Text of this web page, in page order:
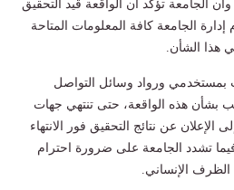
الجامعة تؤكد أن الواقعة قيد التحقيق
إدارة الجامعة كافة المعلومات المتاحة
هذا الشأن.
بمستخدمي ورواد وسائل التواصل
بشأن هذه الواقعة، حتى تنتهي جهات
الإعلان عن نتائج التحقيق فور الانتهاء
تشدد الجامعة على ضرورة احترام
الإنساني.